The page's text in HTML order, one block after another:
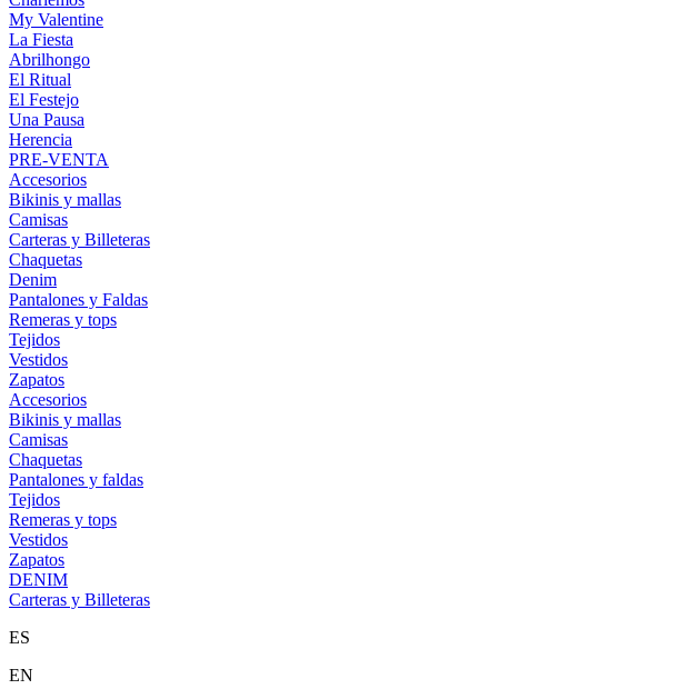
My Valentine
La Fiesta
Abrilhongo
El Ritual
El Festejo
Una Pausa
Herencia
PRE-VENTA
Accesorios
Bikinis y mallas
Camisas
Carteras y Billeteras
Chaquetas
Denim
Pantalones y Faldas
Remeras y tops
Tejidos
Vestidos
Zapatos
Accesorios
Bikinis y mallas
Camisas
Chaquetas
Pantalones y faldas
Tejidos
Remeras y tops
Vestidos
Zapatos
DENIM
Carteras y Billeteras
ES
EN